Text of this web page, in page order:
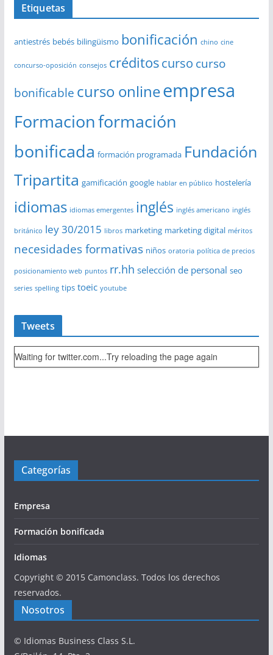
Etiquetas
antiestrés bebés bilingüismo bonificación chino cine
concurso-oposición consejos créditoscurso curso
bonificable curso onlineempresa
Formacionformación
bonificada formación programada Fundación
Tripartita gamificación google hablar en público hostelería
idiomas idiomas emergentes inglés inglés americano inglés
británico ley 30/2015 libros marketing marketing digital méritos
necesidades formativas niños oratoria política de precios
posicionamiento web puntos rr.hh selección de personal seo
series spelling tips toeic youtube
Tweets
Waiting for twitter.com...Try reloading the page again
Categorías
Empresa
Formación bonificada
Idiomas
Copyright © 2015 Camonclass. Todos los derechos
reservados.
Nosotros
© Idiomas Business Class S.L.